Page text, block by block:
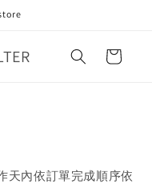
Cart
天內依訂單完成順序依